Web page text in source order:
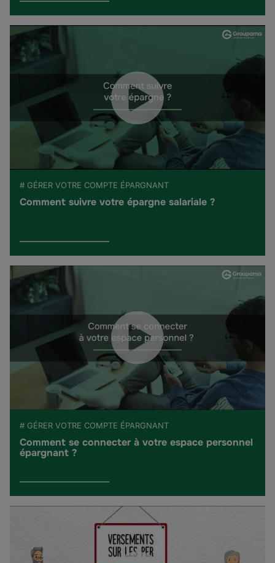
# GÉRER VOTRE COMPTE ÉPARGNANT
Comment suivre votre épargne salariale ?
# GÉRER VOTRE COMPTE ÉPARGNANT
Comment se connecter à votre espace personnel
épargnant ?